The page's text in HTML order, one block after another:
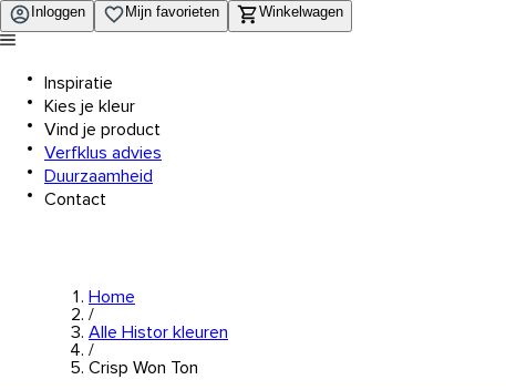
Inloggen Mijn favorieten Winkelwagen
Inspiratie
Kies je kleur
Vind je product
Verfklus advies
Duurzaamheid
Contact
Home
/
Alle Histor kleuren
/
Crisp Won Ton